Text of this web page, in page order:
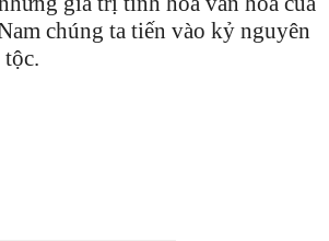
chúng ta tiến vào kỷ nguyên